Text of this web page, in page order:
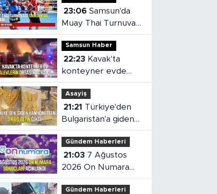
23:06 Samsun'da
Muay Thai Turnuvası
heyecanı başladı
Samsun Haber
22:23
konteyner evde
yangın çıktı
Asayiş
21:21
Bulgaristan'a giden
kamyonetten 5 kilo
altın çıktı
Gündem Haberleri
21:03
2026 On Numara
sonuçları açıklandı
Gündem Haberleri